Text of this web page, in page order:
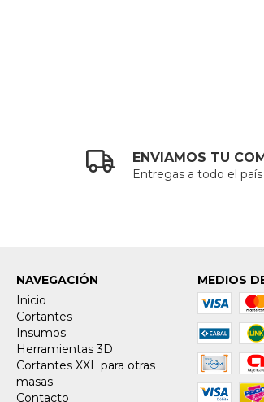
ENVIAMOS TU
Entregas a todo el país
NAVEGACIÓN
Inicio
Cortantes
Insumos
Herramientas 3D
Cortantes XXL para otras
masas
Contacto
MEDIOS